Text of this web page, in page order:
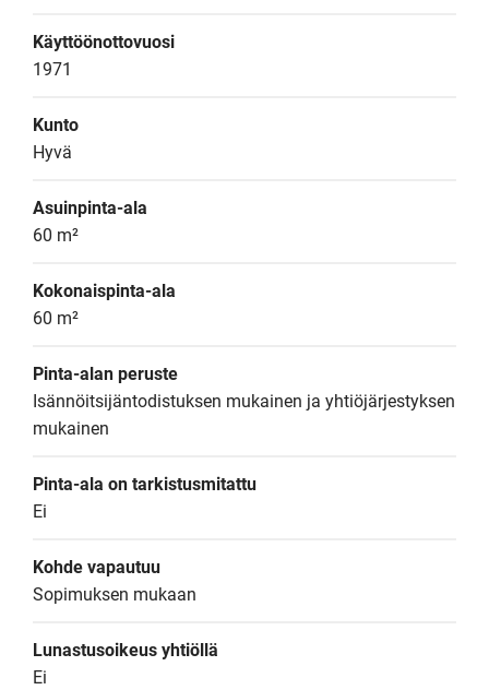
Käyttöönottovuosi
1971
Kunto
Hyvä
Asuinpinta-ala
60 m²
Kokonaispinta-ala
60 m²
Pinta-alan peruste
Isännöitsijäntodistuksen mukainen ja yhtiöjärjestyksen
mukainen
Pinta-ala on tarkistusmitattu
Ei
Kohde vapautuu
Sopimuksen mukaan
Lunastusoikeus yhtiöllä
Ei